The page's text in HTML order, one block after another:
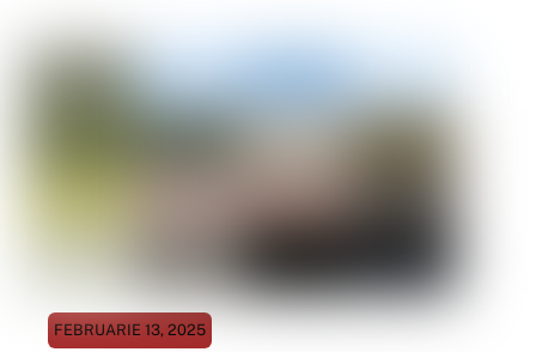
FEBRUARIE 13, 2025